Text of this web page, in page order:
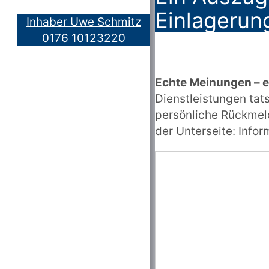
Inhaber Uwe Schmitz
0176 10123220
Echte Meinungen –
Dienstleistungen
persönliche
der Unterseite: